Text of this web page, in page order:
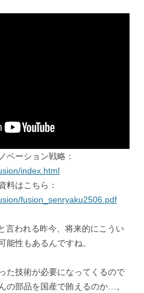
ベーション戦略：
index.html
料はこちら：
fusion_senryaku2506.pdf
言われる昨今、将来的にこうい
能性もあるんですね。
た技術が必要になってくるので
の部品を国産で賄えるのか…。